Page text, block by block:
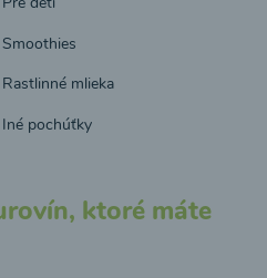
Smoothies
Rastlinné mlieka
Iné pochúťky
ktoré máte